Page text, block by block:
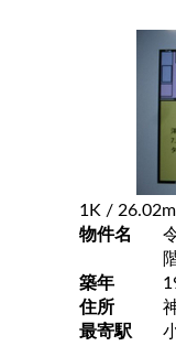
1K / 26.02m
物件名
築年
住所
最寄駅